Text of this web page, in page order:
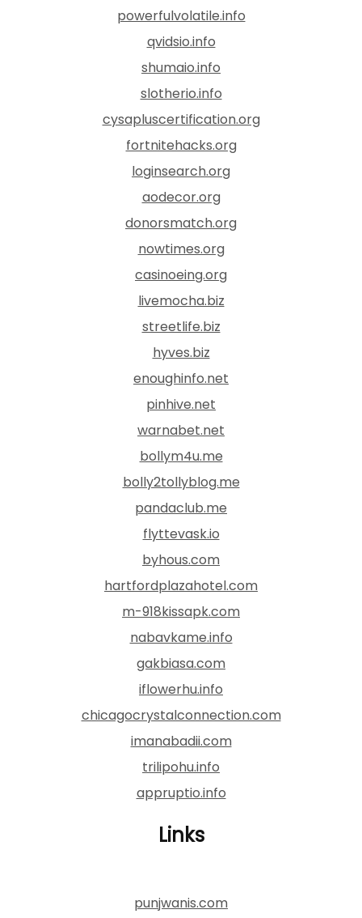
powerfulvolatile.info
qvidsio.info
shumaio.info
slotherio.info
cysapluscertification.org
fortnitehacks.org
loginsearch.org
aodecor.org
donorsmatch.org
nowtimes.org
casinoeing.org
livemocha.biz
streetlife.biz
hyves.biz
enoughinfo.net
pinhive.net
warnabet.net
bollym4u.me
bolly2tollyblog.me
pandaclub.me
flyttevask.io
byhous.com
hartfordplazahotel.com
m-918kissapk.com
nabavkame.info
gakbiasa.com
iflowerhu.info
chicagocrystalconnection.com
imanabadii.com
trilipohu.info
appruptio.info
Links
punjwanis.com